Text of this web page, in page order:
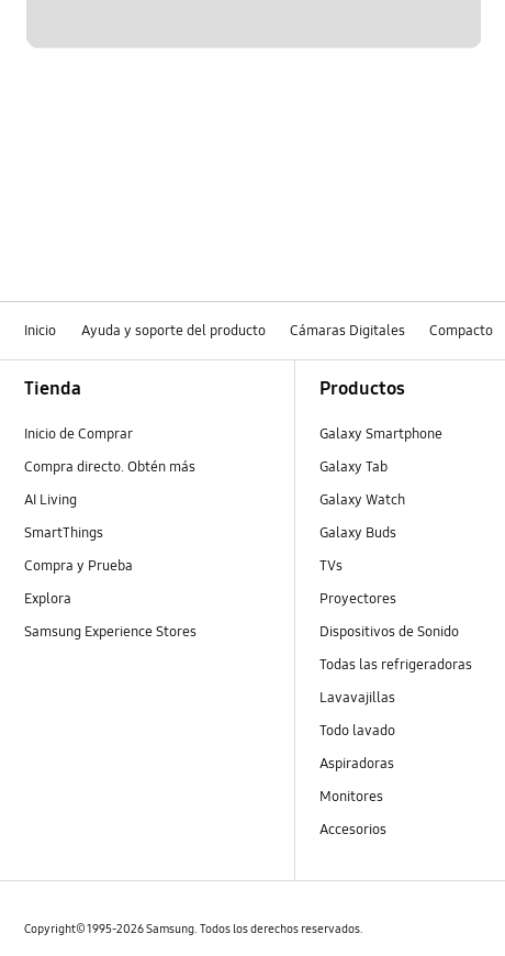
Inicio Ayuda y soporte del producto Cámaras Digitales Compacto
Tienda
Inicio de Comprar
Compra directo. Obtén más
AI Living
SmartThings
Compra y Prueba
Explora
Samsung Experience Stores
Productos
Galaxy Smartphone
Galaxy Tab
Galaxy Watch
Galaxy Buds
TVs
Proyectores
Dispositivos de Sonido
Todas las refrigeradoras
Lavavajillas
Todo lavado
Aspiradoras
Monitores
Accesorios
Copyright© 1995-2026 Samsung. Todos los derechos reservados.